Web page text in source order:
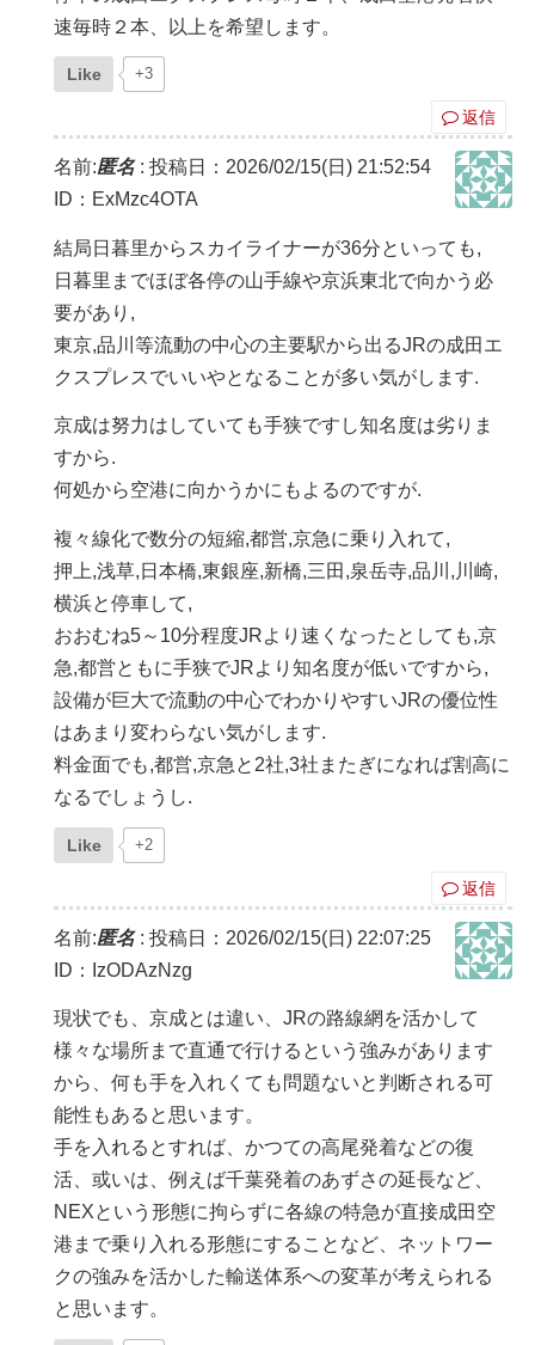
速毎時２本、以上を希望します。
Like +3
返信
名前:匿名: 投稿日：2026/02/15(日) 21:52:54
ID：ExMzc4OTA
結局日暮里からスカイライナーが36分といっても,
日暮里までほぼ各停の山手線や京浜東北で向かう必
要があり,
東京,品川等流動の中心の主要駅から出るJRの成田エ
クスプレスでいいやとなることが多い気がします.
京成は努力はしていても手狭ですし知名度は劣りま
すから.
何処から空港に向かうかにもよるのですが.
複々線化で数分の短縮,都営,京急に乗り入れて,
押上,浅草,日本橋,東銀座,新橋,三田,泉岳寺,品川,川崎,
横浜と停車して,
おおむね5～10分程度JRより速くなったとしても,京
急,都営ともに手狭でJRより知名度が低いですから,
設備が巨大で流動の中心でわかりやすいJRの優位性
はあまり変わらない気がします.
料金面でも,都営,京急と2社,3社またぎになれば割高に
なるでしょうし.
Like +2
返信
名前:匿名: 投稿日：2026/02/15(日) 22:07:25
ID：IzODAzNzg
現状でも、京成とは違い、JRの路線網を活かして
様々な場所まで直通で行けるという強みがあります
から、何も手を入れくても問題ないと判断される可
能性もあると思います。
手を入れるとすれば、かつての高尾発着などの復
活、或いは、例えば千葉発着のあずさの延長など、
NEXという形態に拘らずに各線の特急が直接成田空
港まで乗り入れる形態にすることなど、ネットワー
クの強みを活かした輸送体系への変革が考えられる
と思います。